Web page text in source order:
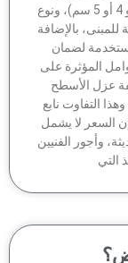
طبقة البولي يوريثان المطلوبة (3 أو 4 أو 5 سم)، ونوع
لضمان
على
نابع
يشمل
الفنيين